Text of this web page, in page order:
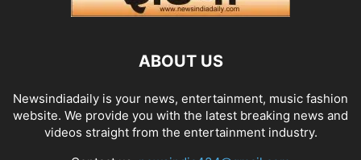
ABOUT US
Newsindiadaily is your news, entertainment, music fashion
website. We provide you with the latest breaking news and
videos straight from the entertainment industry.